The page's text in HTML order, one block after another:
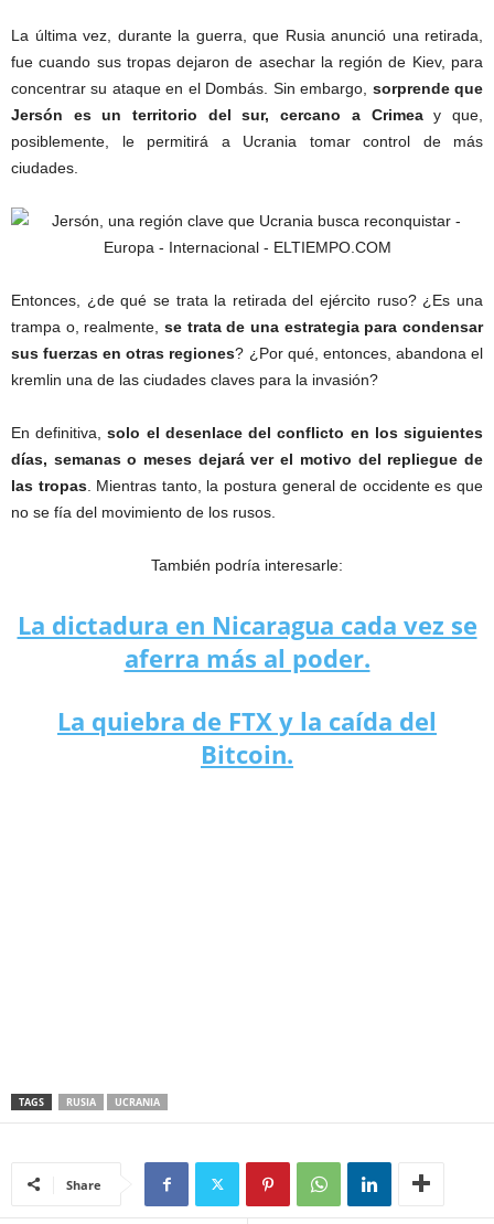
La última vez, durante la guerra, que Rusia anunció una retirada,
fue cuando sus tropas dejaron de asechar la región de Kiev, para
concentrar su ataque en el Dombás. Sin embargo, sorprende que
Jersón es un territorio del sur, cercano a Crimeay que,
posiblemente, le permitirá a Ucrania tomar control de más
ciudades.
Entonces, ¿de qué se trata la retirada del ejército ruso? ¿Es una
trampa o, realmente, se trata de una estrategia para condensar
sus fuerzas en otras regiones? ¿Por qué, entonces, abandona el
kremlin una de las ciudades claves para la invasión?
En definitiva,solo el desenlace del conflicto en los siguientes
días, semanas o meses dejará ver el motivo del repliegue de
las tropas. Mientras tanto, la postura general de occidente es que
no se fía del movimiento de los rusos.
También podría interesarle:
La dictadura en Nicaragua cada vez se
aferra más al poder.
La quiebra de FTX y la caída del
Bitcoin.
TAGS RUSIA UCRANIA
Share